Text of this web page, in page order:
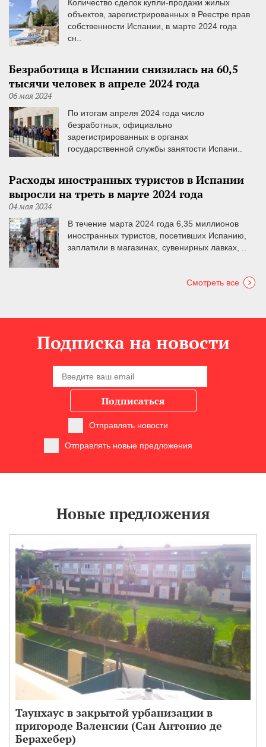
Количество сделок купли-продажи жилых
объектов, зарегистрированных в Реестре прав
собственности Испании, в марте 2024 года
сн..
Безработица в Испании снизилась на 60,5
тысячи человек в апреле 2024 года
06 мая 2024
По итогам апреля 2024 года число
безработных, официально
зарегистрированных в органах
государственной службы занятости Испани..
Расходы иностранных туристов в Испании
выросли на треть в марте 2024 года
04 мая 2024
В течение марта 2024 года 6,35 миллионов
иностранных туристов, посетивших Испанию,
заплатили в магазинах, сувенирных лавках, ..
Смотреть все
Подписка на новости
Подписаться
Отправлять новости
Отправлять новые предложения
Новые предложения
Таунхаус в закрытой урбанизации в
пригороде Валенсии (Сан Антонио де
Берахебер)